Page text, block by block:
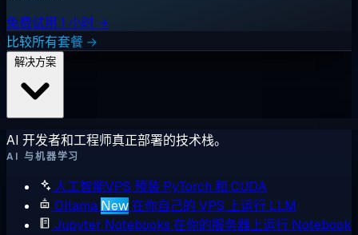
免费试用 1 小时 →
比较所有套餐 →
AI 开发者和工程师真正部署的技术栈。
AI 与机器学习
人工智能VPS 预装 PyTorch 和 CUDA
Ollama New在你自己的 VPS 上运行 LLM
Jupyter Notebooks 在你的服务器上运行 Notebook